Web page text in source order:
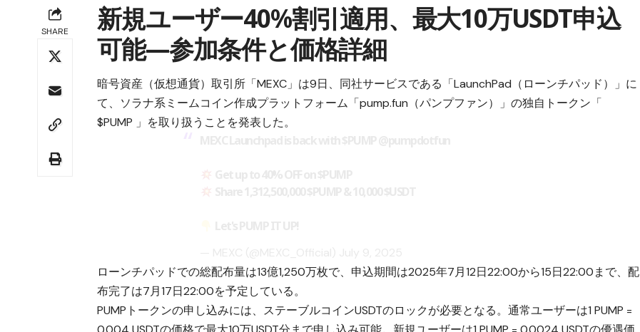
SHARE
新規ユーザー40%割引適用、最大10万USDT申込
可能—参加条件と価格詳細
暗号資産（仮想通貨）取引所「MEXC」は9日、同社サービスである「LaunchPad（ローンチパッド） 」に
て、ソラナ系ミームコイン作成プラットフォーム「pump.fun（パンプファン） 」の独自トークン「
$PUMP 」を取り扱うことを発表した。
ローンチパッドでの総配布量は13億1,250万枚で、申込期間は2025年7月12日22:00から15日22:00まで、配
布完了は7月17日22:00を予定している。
PUMPトークンの申し込みには、ステーブルコインUSDTのロックが必要となる。通常ユーザーは1 PUMP =